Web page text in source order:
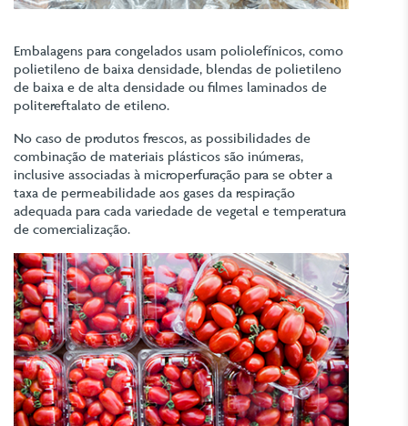
Embalagens para congelados usam poliolefínicos, como
polietileno de baixa densidade, blendas de polietileno
de baixa e de alta densidade ou filmes laminados de
politereftalato de etileno.
No caso de produtos frescos, as possibilidades de
combinação de materiais plásticos são inúmeras,
inclusive associadas à microperfuração para se obter a
taxa de permeabilidade aos gases da respiração
adequada para cada variedade de vegetal e temperatura
de comercialização.